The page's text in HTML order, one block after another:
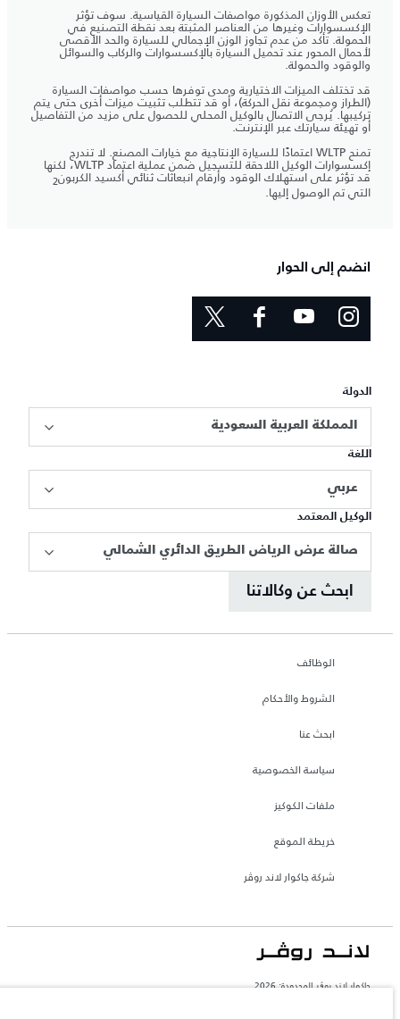
تعكس الأوزان المذكورة مواصفات السيارة القياسية. سوف تؤثر
الإكسسوارات وغيرها من العناصر المثبتة بعد نقطة التصنيع في
الحمولة. تأكد من عدم تجاوز الوزن الإجمالي للسيارة والحد الأقصى
لأحمال المحور عند تحميل السيارة بالإكسسوارات والركاب والسوائل
والوقود والحمولة.
قد تختلف الميزات الاختيارية ومدى توفرها حسب مواصفات السيارة
(الطراز ومجموعة نقل الحركة)، أو قد تتطلب تثبيت ميزات أخرى حتى يتم
تركيبها. يُرجى الاتصال بالوكيل المحلي للحصول على مزيد من التفاصيل
أو تهيئة سيارتك عبر الإنترنت.
تمنح WLTP اعتمادًا للسيارة الإنتاجية مع خيارات المصنع. لا تندرج
إكسسوارات الوكيل اللاحقة للتسجيل ضمن عملية اعتماد WLTP، لكنها
قد تؤثر على استهلاك الوقود وأرقام انبعاثات ثنائي أكسيد الكربون2
التي تم الوصول إليها.
انضم إلى الحوار
الدولة
المملكة العربية السعودية
اللغة
عربي
الوكيل المعتمد
صالة عرض الرياض الطريق الدائري الشمالي
ابحث عن وكالاتنا
الوظائف
الشروط والأحكام
ابحث عنا
سياسة الخصوصية
ملفات الكوكيز
خريطة الموقع
شركة جاكوار لاند روڤر
جاكوار لاند روڨر المحدودة: 2026